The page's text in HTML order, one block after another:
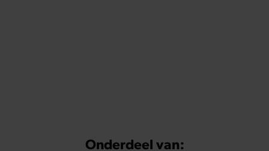
Onderdeel van: